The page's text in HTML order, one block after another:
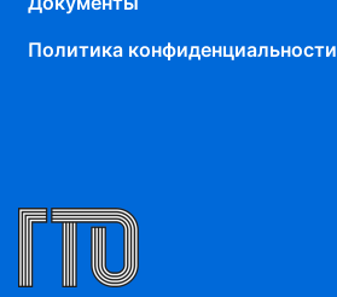
Политика конфиденциальности